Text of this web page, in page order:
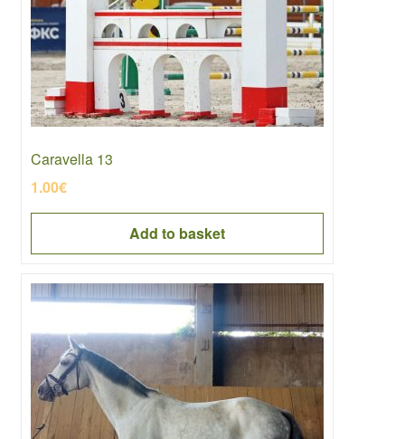
Caravella 13
1.00€
Add to basket